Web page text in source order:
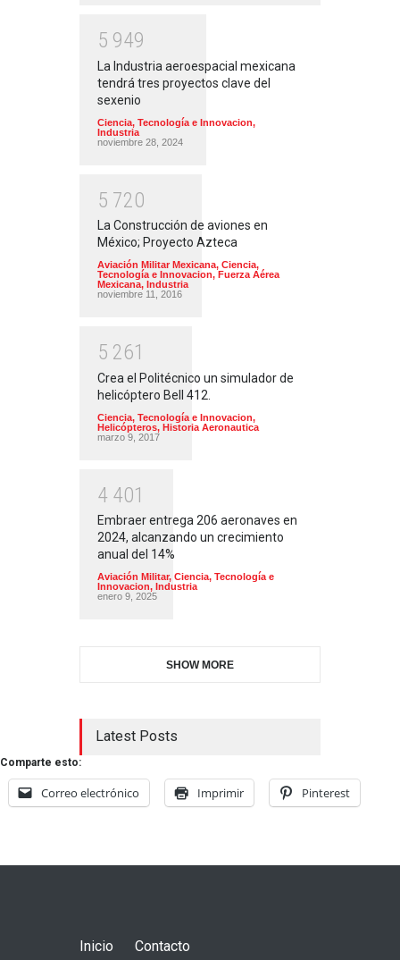
5 949
La Industria aeroespacial mexicana
tendrá tres proyectos clave del
sexenio
Ciencia, Tecnología e Innovacion,
Industria
noviembre 28, 2024
5 720
La Construcción de aviones en
México; Proyecto Azteca
Aviación Militar Mexicana, Ciencia,
Tecnología e Innovacion, Fuerza Aérea
Mexicana, Industria
noviembre 11, 2016
5 261
Crea el Politécnico un simulador de
helicóptero Bell 412.
Ciencia, Tecnología e Innovacion,
Helicópteros, Historia Aeronautica
marzo 9, 2017
4 401
Embraer entrega 206 aeronaves en
2024, alcanzando un crecimiento
anual del 14%
Aviación Militar, Ciencia, Tecnología e
Innovacion, Industria
enero 9, 2025
SHOW MORE
Latest Posts
Comparte esto:
Correo electrónico Imprimir Pinterest
Inicio
Contacto